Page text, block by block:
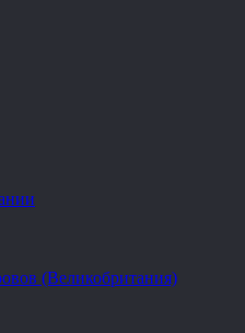
(Великобритания)